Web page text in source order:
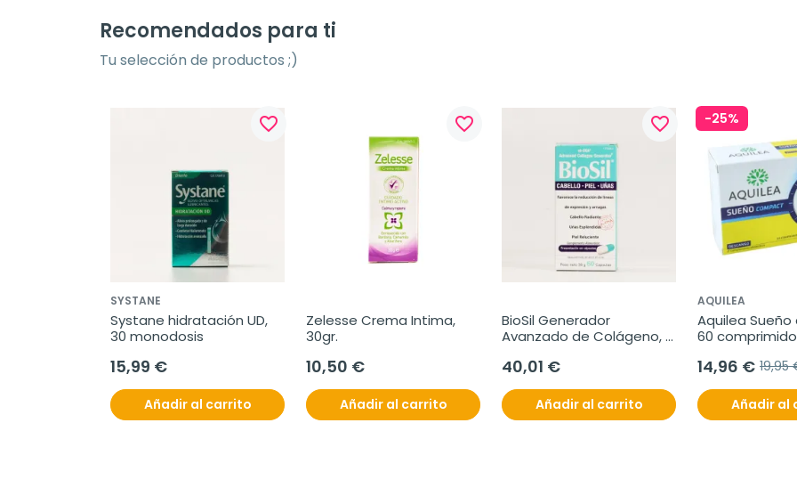
Recomendados para ti
Tu selección de productos ;)
favorite_border
SYSTANE
Systane hidratación UD,
30 monodosis
15,99 €
Añadir al carrito
favorite_border
Zelesse Crema Intima,
30gr.
10,50 €
Añadir al carrito
favorite_border
BioSil Generador
Avanzado de Colágeno,
40,01 €
Añadir al carrito
-25%
AQUILEA
Aquilea
60
14,96 € 19,95
Añadir al